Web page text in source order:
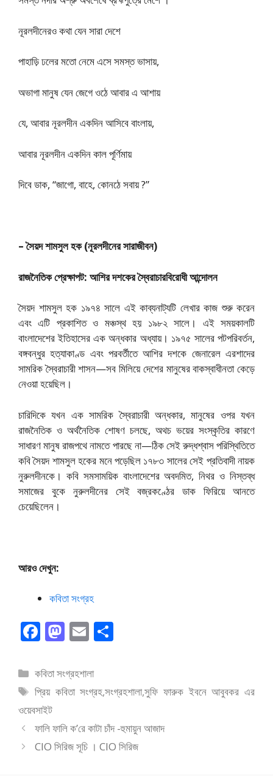
নূরলদীনেরও কথা যেন সারা দেশে
পাহাড়ি ঢলের মতো নেমে এসে সমস্ত ভাসায়,
অভাগা মানুষ যেন জেগে ওঠে আবার এ আশায়
যে, আবার নূরলদীন একদিন আসিবে বাংলায়,
আবার নূরলদীন একদিন কাল পূর্ণিমায়
দিবে ডাক, “জাগো, বাহে, কোনঠে সবায় ?”
– সৈয়দ শামসুল হক (নূরলদীনের সারাজীবন)
রাজনৈতিক প্রেক্ষাপট: আশির দশকের স্বৈরাচারবিরোধী আন্দোলন
সৈয়দ শামসুল হক ১৯৭৪ সালে এই কাব্যনাট্যটি লেখার কাজ শুরু করেন
এবং এটি প্রকাশিত ও মঞ্চস্থ হয় ১৯৮২ সালে। এই সময়কালটি
বাংলাদেশের ইতিহাসের এক অন্ধকার অধ্যায়। ১৯৭৫ সালের পটপরিবর্তন,
বঙ্গবন্ধুর হত্যাকাণ্ড এবং পরবর্তীতে আশির দশকে জেনারেল এরশাদের
সামরিক স্বৈরাচারী শাসন—সব মিলিয়ে দেশের মানুষের বাকস্বাধীনতা কেড়ে
নেওয়া হয়েছিল।
চারিদিকে যখন এক সামরিক স্বৈরাচারী অন্ধকার, মানুষের ওপর যখন
রাজনৈতিক ও অর্থনৈতিক শোষণ চলছে, অথচ ভয়ের সংস্কৃতির কারণে
সাধারণ মানুষ রাজপথে নামতে পারছে না—ঠিক সেই রুদ্ধশ্বাস পরিস্থিতিতে
কবি সৈয়দ শামসুল হকের মনে পড়েছিল ১৭৮৩ সালের সেই প্রতিবাদী নায়ক
নুরুলদীনকে। কবি সমসাময়িক বাংলাদেশের অবদমিত, নিথর ও নিস্তব্ধ
সমাজের বুকে নুরুলদীনের সেই বজ্রকণ্ঠের ডাক ফিরিয়ে আনতে
চেয়েছিলেন।
আরও দেখুন:
কবিতা সংগ্রহ
F
e
b
o
o
k
M
to
d
n
E
ai
l e
বিভাগ
সমূহ
কবিতা সংগ্রহশালা
ট্যাগ
সমূহ
প্রিয় কবিতা সংগ্রহ,সংগ্রহশালা,সুফি ফারুক ইবনে আবুবকর এর
ওয়েবসাইট
ফালি ফালি ক’রে কাটা চাঁদ -হুমায়ুন আজাদ
CIO সিরিজ সূচি । CIO সিরিজ